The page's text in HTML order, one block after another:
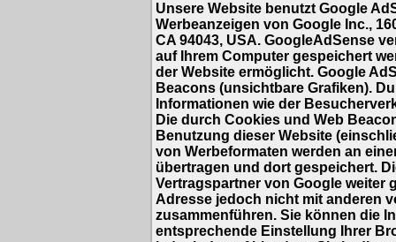
Unsere Website benutzt Google
Werbeanzeigen von Google Inc.,
CA 94043, USA. GoogleAdSense
auf Ihrem Computer gespeichert
der Website ermöglicht. Google
Beacons (unsichtbare Grafiken).
Informationen wie der
Die durch Cookies und Web
Benutzung dieser Website
von Werbeformaten werden an
übertragen und dort gespeichert.
Vertragspartner von Google weiter
Adresse jedoch nicht mit anderen
zusammenführen. Sie können die
entsprechende Einstellung Ihrer